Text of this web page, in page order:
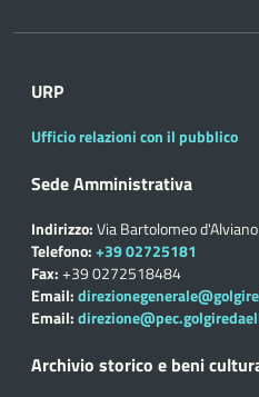
URP
Ufficio relazioni con il pubblico
Sede Amministrativa
Indirizzo:Via Bartolomeo
Telefono:+39 02725181
Fax:+39 0272518484
Email:
Email:
Archivio storico e beni